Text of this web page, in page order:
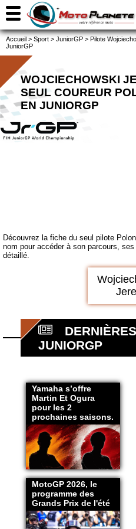
Accueil > Sport > JuniorGP > Pilote
JuniorGP
WOJCIECHOWSKI
SEUL COUREUR
EN JUNIORGP
Découvrez la fiche du seul pilote
nom pour accéder à son parcours,
détaillé.
JUNIORGP
Yamaha s’offre
Martin Et Ogura
pour les 2
prochaines saisons.
MotoGP 2026, le
programme des
Grands Prix de l'été